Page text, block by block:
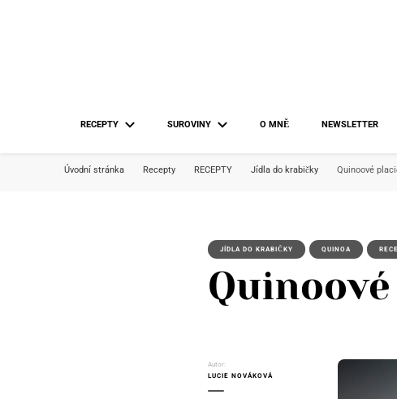
RECEPTY SUROVINY O MNĚ NEWSLETTER
Úvodní stránka Recepty RECEPTY Jídla do krabičky Quinoové
JÍDLA DO KRABIČKY QUINOA
Autor:
LUCIE NOVÁKOVÁ